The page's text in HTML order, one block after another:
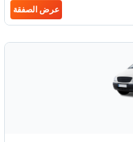
عرض الصفقة